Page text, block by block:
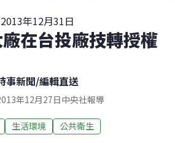
2013年12月31日
在台投廠技轉授權
事新聞/編輯直送
年12月27日中央社報導
生活環境 公共衛生